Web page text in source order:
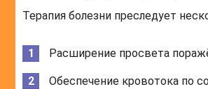
Терапия болезни преследует
Расширение просвета
Обеспечение кровотока по